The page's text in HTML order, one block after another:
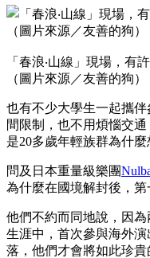
「春浪‧山線」現場，有
（圖片來源／友善的狗）
也有不少大學生一起攜
間限制，也不用煩惱交
是20多歲年輕族群為什麼
問及日本重量級樂團
為什麼在國境解封後，
他們不約而同地說，因
生涯中，首次參與海外
落，他們才會將如此珍